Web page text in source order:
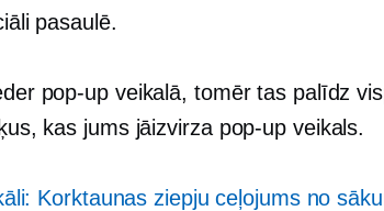
pasaulē.
pop-upveikalā, tomēr tas palīdz
kas jums jāizvirza pop-up veikals.
Korktaunas ziepju ceļojums no